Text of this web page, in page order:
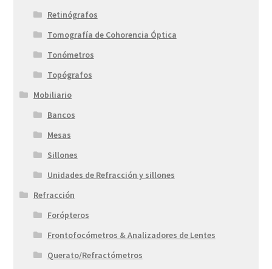
Retinógrafos
Tomografía de Cohorencia Óptica
Tonómetros
Topógrafos
Mobiliario
Bancos
Mesas
Sillones
Unidades de Refracción y sillones
Refracción
Forópteros
Frontofocómetros & Analizadores de Lentes
Querato/Refractómetros